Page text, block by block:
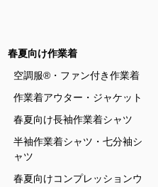
春夏向け作業着
空調服®・ファン付き作業着
作業着アウター・ジャケット
春夏向け長袖作業着シャツ
半袖作業着シャツ・七分袖シ
ャツ
春夏向けコンプレッションウ